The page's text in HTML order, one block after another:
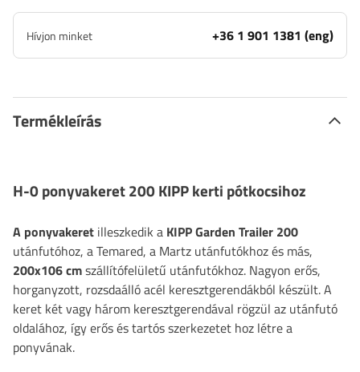
Hívjon minket +36 1 901 1381 (eng)
Termékleírás
H-0 ponyvakeret 200 KIPP kerti pótkocsihoz
A ponyvakeret illeszkedik a KIPP Garden Trailer 200
utánfutóhoz, a Temared, a Martz utánfutókhoz és más,
200x106 cmszállítófelületű utánfutókhoz. Nagyon erős,
horganyzott, rozsdaálló acél keresztgerendákból készült. A
keret két vagy három keresztgerendával rögzül az utánfutó
oldalához, így erős és tartós szerkezetet hoz létre a
ponyvának.